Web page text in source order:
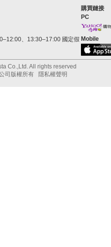
、13:30–17:00 國定假
購買鏈接
PC
Mobile
Co.,Ltd. All rights reserved
司版權所有
隱私權聲明